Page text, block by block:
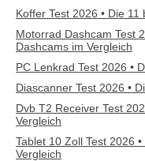
Koffer Test 2026 • Die
Motorrad Dashcam Test
Dashcams im Vergleich
PC Lenkrad Test 2026 •
Diascanner Test 2026 •
Dvb T2 Receiver Test
Vergleich
Tablet 10 Zoll Test 2026
Vergleich